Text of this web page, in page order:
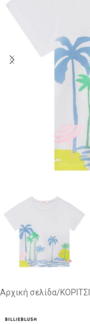
Αρχική σελίδα/ΚΟΡΙΤΣΙ